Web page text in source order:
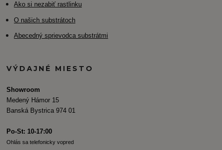
Ako si nezabiť rastlinku
O našich substrátoch
Abecedný sprievodca substrátmi
VÝDAJNÉ MIESTO
Showroom
Medený Hámor 15
Banská Bystrica 974 01
Po-St: 10-17:00
Ohlás sa telefonicky vopred